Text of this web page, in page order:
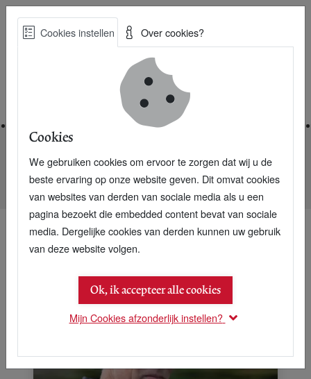
Skip
Best Practices voor een duurzame toekomst
Nieuwsarchief
Netwerk MVO Nederland verdubbelt duurzame stroom
Cookies instellen Over cookies?
Cookies
We gebruiken cookies om ervoor te zorgen dat wij u de
beste ervaring op onze website geven. Dit omvat cookies
van websites van derden van sociale media als u een
pagina bezoekt die embedded content bevat van sociale
media. Dergelijke cookies van derden kunnen uw gebruik
van deze website volgen.
Ok, ik accepteer alle cookies
Mijn Cookies afzonderlijk instellen?